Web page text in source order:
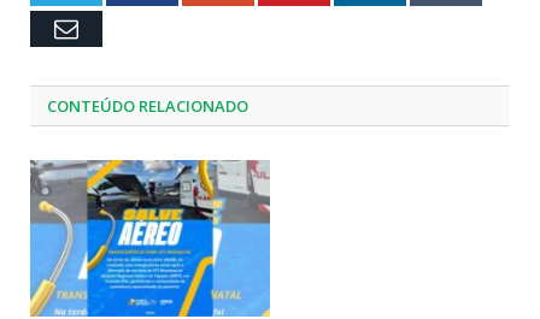
Email
CONTEÚDO RELACIONADO